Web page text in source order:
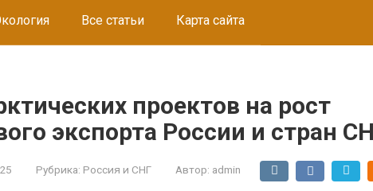
Все статьи Карта сайта
проектов на рост
экспорта России и стран
Рубрика: Россия и СНГ Автор: admin